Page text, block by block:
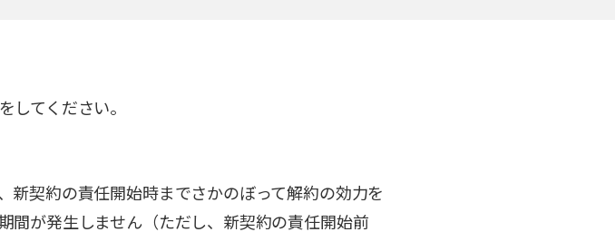
てください。
契約の責任開始時までさかのぼって解約の効力を
間が発生しません（ただし、新契約の責任開始前